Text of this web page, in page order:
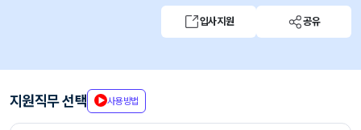
입사지원 공유
지원직무 선택 사용방법